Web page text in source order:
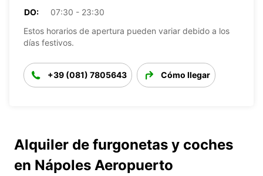
DO:
07:30 - 23:30
Estos horarios de apertura pueden variar debido a los
días festivos.
+39 (081) 7805643 Cómo llegar
Alquiler de furgonetas y coches
en Nápoles Aeropuerto